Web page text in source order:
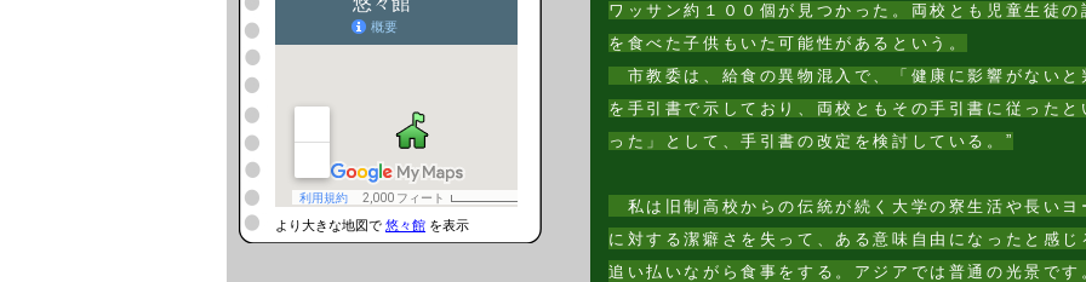
ワッサン約１００個が見つかった。両校とも児童生徒
を食べた子供もいた可能性があるという。
市教委は、給食の異物混入で、「健康に影響がない
を手引書で示しており、両校ともその手引書に従った
った」として、手引書の改定を検討している。”
私は旧制高校からの伝統が続く大学の寮生活や長い
に対する潔癖さを失って、ある意味自由になったと感
追い払いながら食事をする。アジアでは普通の光景で
より大きな地図で 悠々館 を表示